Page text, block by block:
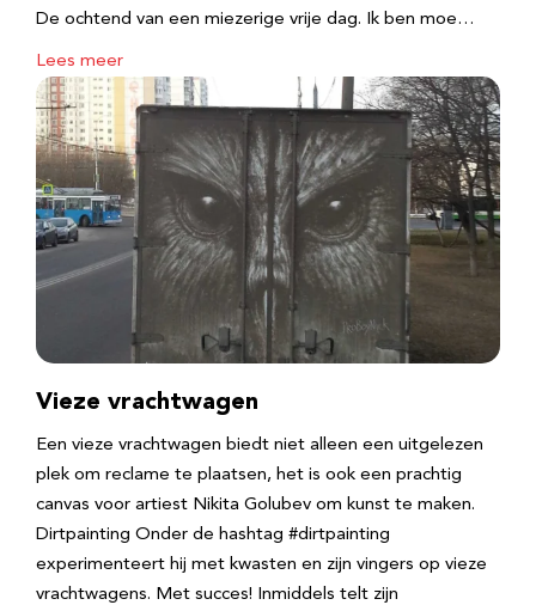
De ochtend van een miezerige vrije dag. Ik ben moe…
Lees meer
Vieze vrachtwagen
Een vieze vrachtwagen biedt niet alleen een uitgelezen
plek om reclame te plaatsen, het is ook een prachtig
canvas voor artiest Nikita Golubev om kunst te maken.
Dirtpainting Onder de hashtag #dirtpainting
experimenteert hij met kwasten en zijn vingers op vieze
vrachtwagens. Met succes! Inmiddels telt zijn